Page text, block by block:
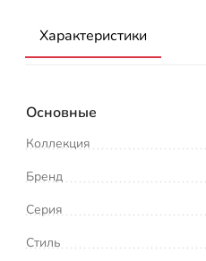
Характеристики
Основные
Коллекция
Бренд
Серия
Стиль